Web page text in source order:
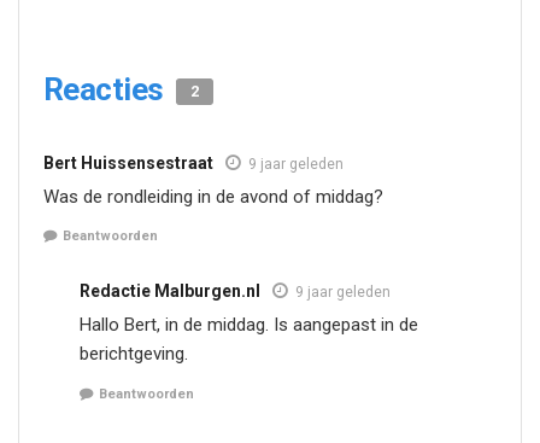
Reacties 2
Bert Huissensestraat 9 jaar geleden
Was de rondleiding in de avond of middag?
Beantwoorden
Redactie Malburgen.nl 9 jaar geleden
Hallo Bert, in de middag. Is aangepast in de
berichtgeving.
Beantwoorden